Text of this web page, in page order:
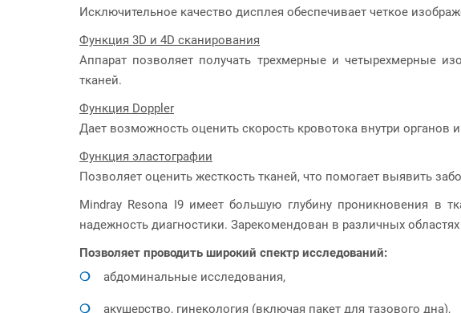
Исключительное качество дисплея обеспечивает четкое
Функция 3D и 4D сканирования
Аппарат позволяет получать трехмерные и четырехмерные
тканей.
Функция Doppler
Дает возможность оценить скорость кровотока внутри
Функция эластографии
Позволяет оценить жесткость тканей, что помогает выявить
Mindray Resona I9 имеет большую глубину проникновения в
надежность диагностики. Зарекомендован в различных
Позволяет проводить широкий спектр исследований:
абдоминальные исследования,
акушерство, гинекология (включая пакет для тазового дна),